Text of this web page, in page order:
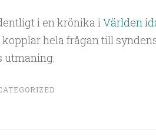
i en krönika iVärlden
hela frågan till
utmaning.